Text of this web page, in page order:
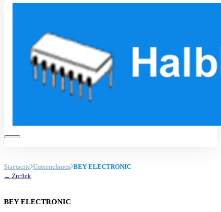
Startseite Unternehmen BEY ELECTRONIC
← Zurück
BEY ELECTRONIC